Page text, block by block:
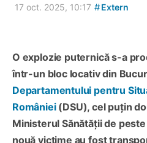
17 oct. 2025, 10:17 #Extern
O explozie puternică s-a
într-un bloc locativ din
Departamentului pentru
României (DSU), cel puțin
Ministerul Sănătății de
nouă victime au fost